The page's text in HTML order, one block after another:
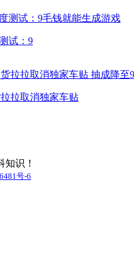
试：9
拉取消独家车贴
识！
号-6